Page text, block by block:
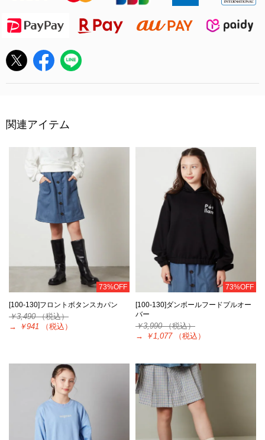
関連アイテム
73%OFF
[100-130]フロントボタンスカパン
￥3,490（税込）
→
￥941 （税込）
73%OFF
[100-130]ダンボールフードプルオー
バー
￥3,990（税込）
→
￥1,077 （税込）